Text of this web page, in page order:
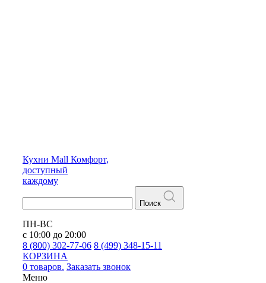
Кухни Mall Комфорт,
доступный
каждому
Поиск
ПН-ВС
с 10:00 до 20:00
8 (800) 302-77-06 8 (499) 348-15-11
КОРЗИНА
0 товаров. Заказать звонок
Меню